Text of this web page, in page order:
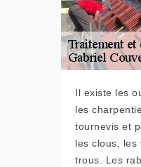
Il existe les
les
tournevis et
les clous, les
trous. Les